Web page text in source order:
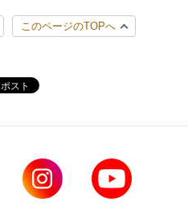
このページのTOPへ